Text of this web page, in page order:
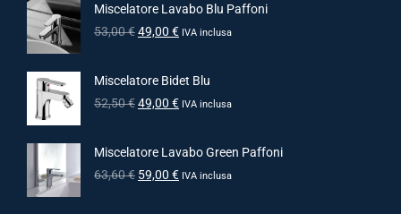
Miscelatore Lavabo Blu Paffoni
53,00€49,00 € IVA inclusa
Miscelatore Bidet Blu
52,50€49,00 € IVA inclusa
Miscelatore Lavabo Green Paffoni
63,60€ 59,00 € IVA inclusa